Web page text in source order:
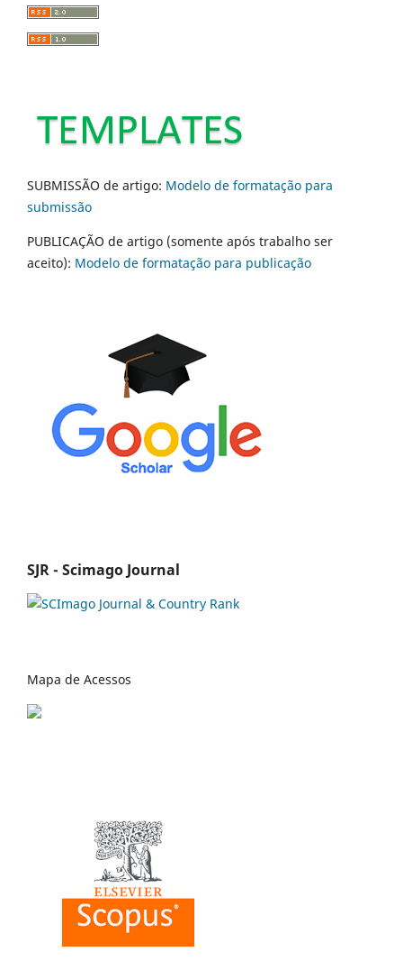
SUBMISSÃO de artigo: Modelo de formatação para
submissão
PUBLICAÇÃO de artigo (somente após trabalho ser
aceito): Modelo de formatação para publicação
SJR - Scimago Journal
Mapa de Acessos